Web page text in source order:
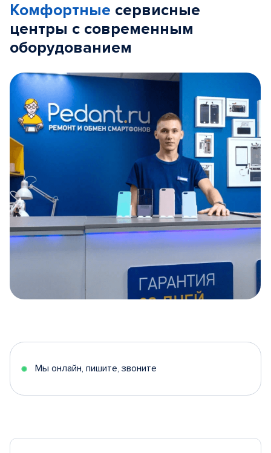
Комфортные сервисные
центры с современным
оборудованием
5
Мы онлайн, пишите, звоните